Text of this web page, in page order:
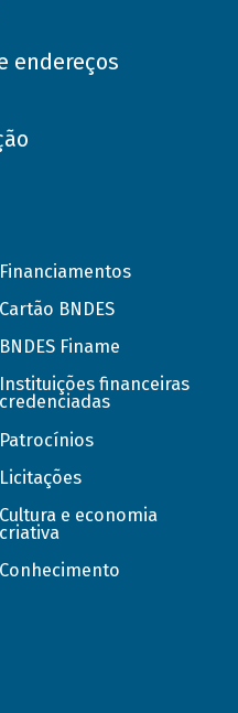
endereços
Financiamentos
Cartão BNDES
BNDES Finame
Instituições financeiras
credenciadas
Patrocínios
Licitações
Cultura e economia
criativa
Conhecimento